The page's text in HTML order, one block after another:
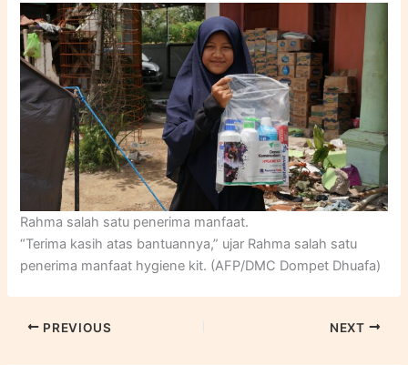
Rahma salah satu penerima manfaat.
“Terima kasih atas bantuannya,” ujar Rahma salah satu
penerima manfaat hygiene kit. (AFP/DMC Dompet Dhuafa)
PREVIOUS NEXT